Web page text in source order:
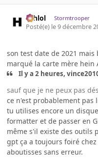
ashlol Stormtrooper
Posté(e) le 9 décembre
son test date de 2021
marqué la carte mère hein
Il y a 2 heures,
sauf que je ne peux pas
ce n'est probablement pas
tu utilises encore un
formatter et de passer en
même s'il existe des outils
gpt ça a toujours foiré
aboutisses sans erreur.